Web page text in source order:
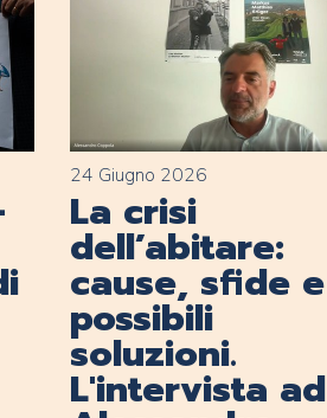
24 Giugno 2026
La crisi
dell’abitare:
cause, sfide e
possibili
soluzioni.
L'intervista ad